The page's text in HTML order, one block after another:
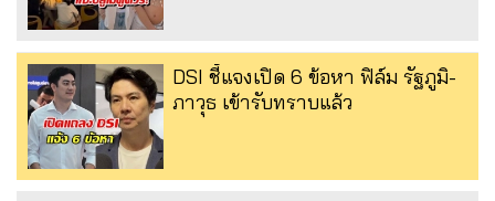
DSI ชี้แจงเปิด 6 ข้อหา ฟิล์ม รัฐภูมิ-
ภาวุธ เข้ารับทราบแล้ว